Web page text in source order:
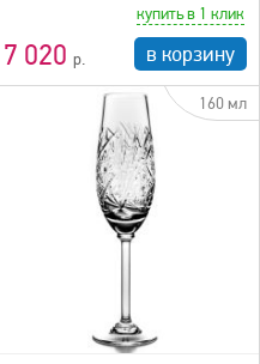
7 020
купить в 1 клик
в корзину
160 мл